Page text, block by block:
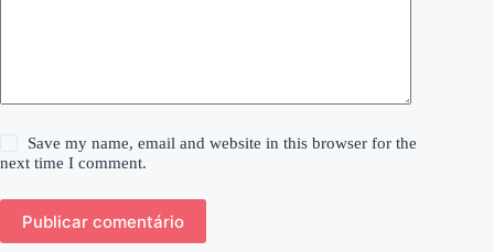
Save my name, email and website in this browser for the
next time I comment.
Publicar comentário